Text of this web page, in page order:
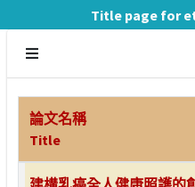
Title page for
論文名稱
Title